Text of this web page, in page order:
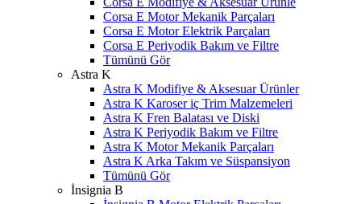
Corsa E Motor Mekanik Parçaları
Corsa E Motor Elektrik Parçaları
Corsa E Periyodik Bakım ve Filtre
Tümünü Gör
Astra K
Astra K Modifiye & Aksesuar Ürünler
Astra K Karoser iç Trim Malzemeleri
Astra K Fren Balatası ve Diski
Astra K Periyodik Bakım ve Filtre
Astra K Motor Mekanik Parçaları
Astra K Arka Takım ve Süspansiyon
Tümünü Gör
İnsignia B